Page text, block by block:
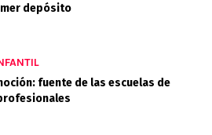
depósito
fuente de las escuelas de